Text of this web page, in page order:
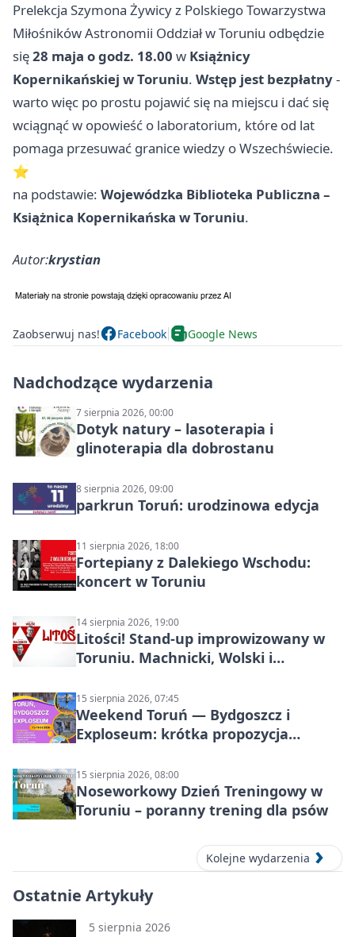
Prelekcja Szymona Żywicy z Polskiego Towarzystwa
Miłośników Astronomii Oddział w Toruniu odbędzie
się28 maja o godz. 18.00 w Książnicy
Kopernikańskiej w Toruniu. Wstęp jest bezpłatny-
warto więc po prostu pojawić się na miejscu i dać się
wciągnąć w opowieść o laboratorium, które od lat
pomaga przesuwać granice wiedzy o Wszechświecie.
⭐
na podstawie: Wojewódzka Biblioteka Publiczna –
Książnica Kopernikańska w Toruniu.
Autor:krystian
Zaobserwuj nas! Facebook Google News
Nadchodzące wydarzenia
7 sierpnia 2026, 00:00
Dotyk natury – lasoterapia i
glinoterapia dla dobrostanu
8 sierpnia 2026, 09:00
parkrun Toruń: urodzinowa edycja
11 sierpnia 2026, 18:00
Fortepiany z Dalekiego Wschodu:
koncert w Toruniu
14 sierpnia 2026, 19:00
Litości! Stand-up improwizowany w
Toruniu. Machnicki, Wolski i
15 sierpnia 2026, 07:45
Weekend Toruń — Bydgoszcz i
Exploseum: krótka propozycja
15 sierpnia 2026, 08:00
Noseworkowy Dzień Treningowy w
Toruniu – poranny trening dla psów
Kolejne wydarzenia
Ostatnie Artykuły
5 sierpnia 2026